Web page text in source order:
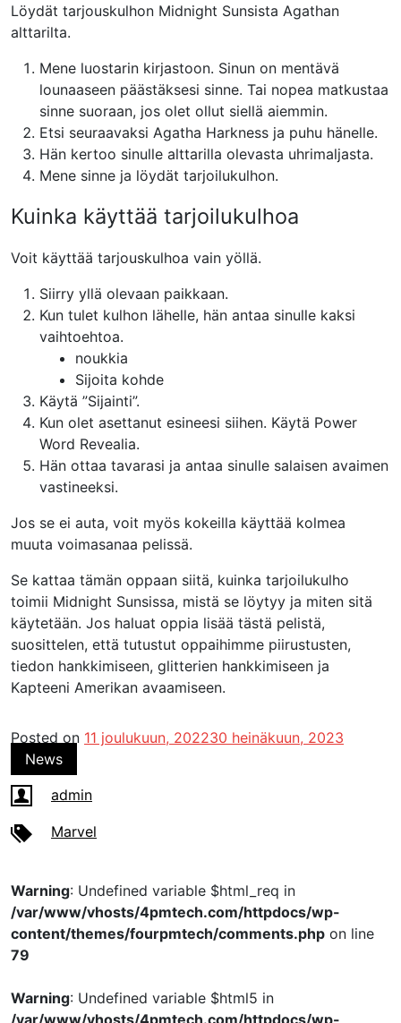
Löydät tarjouskulhon Midnight Sunsista Agathan
alttarilta.
Mene luostarin kirjastoon. Sinun on mentävä
lounaaseen päästäksesi sinne. Tai nopea matkustaa
sinne suoraan, jos olet ollut siellä aiemmin.
Etsi seuraavaksi Agatha Harkness ja puhu hänelle.
Hän kertoo sinulle alttarilla olevasta uhrimaljasta.
Mene sinne ja löydät tarjoilukulhon.
Kuinka käyttää tarjoilukulhoa
Voit käyttää tarjouskulhoa vain yöllä.
Siirry yllä olevaan paikkaan.
Kun tulet kulhon lähelle, hän antaa sinulle kaksi
vaihtoehtoa.
noukkia
Sijoita kohde
Käytä ”Sijainti”.
Kun olet asettanut esineesi siihen. Käytä Power
Word Revealia.
Hän ottaa tavarasi ja antaa sinulle salaisen avaimen
vastineeksi.
Jos se ei auta, voit myös kokeilla käyttää kolmea
muuta voimasanaa pelissä.
Se kattaa tämän oppaan siitä, kuinka tarjoilukulho
toimii Midnight Sunsissa, mistä se löytyy ja miten sitä
käytetään. Jos haluat oppia lisää tästä pelistä,
suosittelen, että tutustut oppaihimme piirustusten,
tiedon hankkimiseen, glitterien hankkimiseen ja
Kapteeni Amerikan avaamiseen.
Posted on 11 joulukuun, 202230 heinäkuun, 2023
News
admin
Marvel
Warning: Undefined variable $html_req in
/var/www/vhosts/4pmtech.com/httpdocs/wp-
content/themes/fourpmtech/comments.php on line
79
Warning: Undefined variable $html5 in
/var/www/vhosts/4pmtech.com/httpdocs/wp-